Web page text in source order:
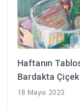
Haftanın
Bardakta Çiçek
18 Mayıs 2023